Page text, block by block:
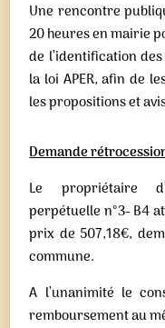
Une rencontre
20 heures en mairie
de l’identification
la loi APER, afin de
les propositions et
Demande
Le propriétaire
perpétuelle n°3- B4
prix de 507,18€,
commune.
A l’unanimité le
remboursement au